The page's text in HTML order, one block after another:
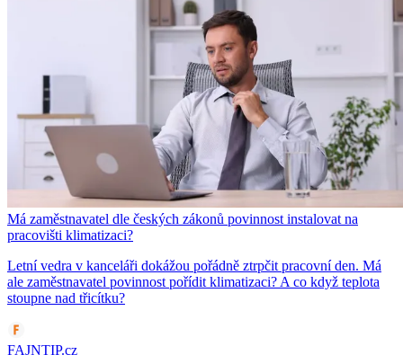
Má zaměstnavatel dle českých zákonů povinnost instalovat na
pracovišti klimatizaci?
Letní vedra v kanceláři dokážou pořádně ztrpčit pracovní den. Má
ale zaměstnavatel povinnost pořídit klimatizaci? A co když teplota
stoupne nad třicítku?
FAJNTIP.cz